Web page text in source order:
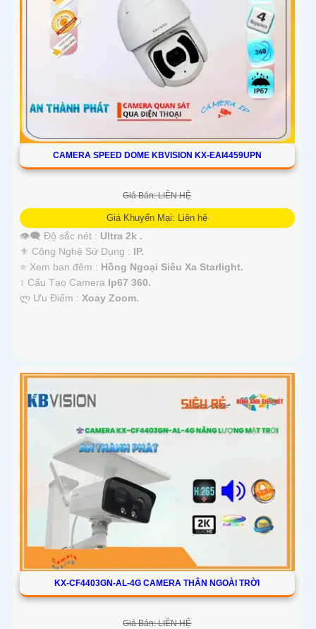
CAMERA SPEED DOME KBVISION KX-EAI4459UPN
Giá Bán: LIÊN HỆ
Giá Khuyến Mại: Liên hệ
👁️‍🗨 Độ sắc nét : Ultra 2k .
⚜️ Công Nghệ Sử Dụng : IP.
⭐ Xem ban đêm : Hồng Ngoại Siêu Xa Starlight.
↕️ Cấu Tạo Camera Ip67 360.
️ლ Ưu Điểm : Xoay Zoom.
KX-CF4403GN-AL-4G CAMERA THÂN NGOÀI TRỜI
Giá Bán: LIÊN HỆ